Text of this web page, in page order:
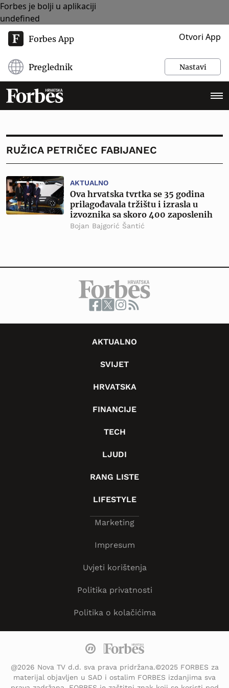
Forbes je bolji u aplikaciji
undefined
Forbes App Otvori App
Preglednik Nastavi
RUŽICA PETRIČEC FABIJANEC
AKTUALNO
Ova hrvatska tvrtka se 35 godina
prilagođavala tržištu i izrasla u
izvoznika sa skoro 400 zaposlenih
Bojan Bajgorić Šantić
AKTUALNO
SVIJET
HRVATSKA
FINANCIJE
TECH
LJUDI
RANG LISTE
LIFESTYLE
Marketing
Impresum
Uvjeti korištenja
Politika privatnosti
Politika o kolačićima
@2026 Nova TV d.d. sva prava pridržana.©2025 FORBES za
materijal objavljen u SAD i ostalim FORBES izdanjima sva